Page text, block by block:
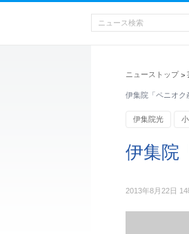
ニューストップ >
伊集院「ペニオク
伊集院光
伊集院
2013年8月22日 14